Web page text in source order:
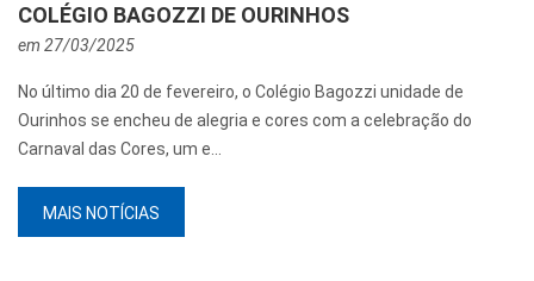
COLÉGIO BAGOZZI DE OURINHOS
em 27/03/2025
No último dia 20 de fevereiro, o Colégio Bagozzi unidade de
Ourinhos se encheu de alegria e cores com a celebração do
Carnaval das Cores, um e...
MAIS NOTÍCIAS